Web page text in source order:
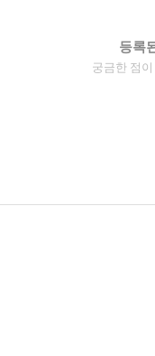
등록
궁금한 점